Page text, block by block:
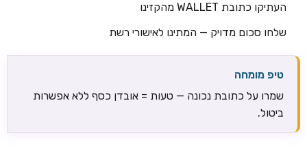
העתיקו כתובת WALLET מהקזינו
שלחו סכום מדויק — המתינו לאישורי רשת
טיפ מומחה
שמרו על כתובת נכונה — טעות = אובדן כסף ללא אפשרות
ביטול.